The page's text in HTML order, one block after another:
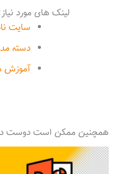
لینک های مورد
سایت
دسته
آموزش
همچنین ممکن است دوست